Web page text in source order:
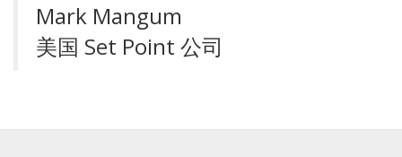
Mark Mangum
美国 Set Point 公司